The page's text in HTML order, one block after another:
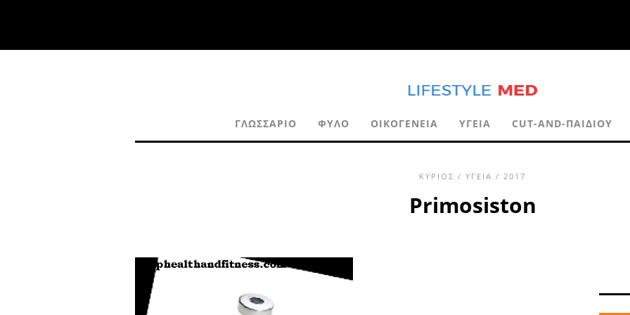
ΓΛΩΣΣΆΡΙΟ ΦΎΛΟ ΟΙΚΟΓΈΝΕΙΑ ΥΓΕΊΑ CUT-AND-ΠΑΙΔΙΟΎ
ΚΎΡΙΟΣ / ΥΓΕΊΑ / 2017
Primosiston